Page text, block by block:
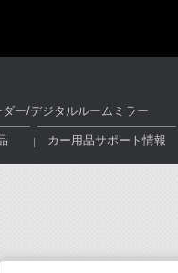
ダー/デジタルルームミラー
カー用品サポート情報